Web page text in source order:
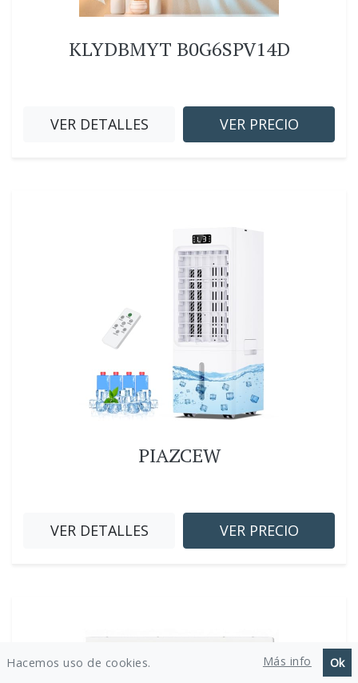
KLYDBMYT B0G6SPV14D
VER DETALLES VER PRECIO
PIAZCEW
VER DETALLES VER PRECIO
Hacemos uso de cookies. Más info Ok